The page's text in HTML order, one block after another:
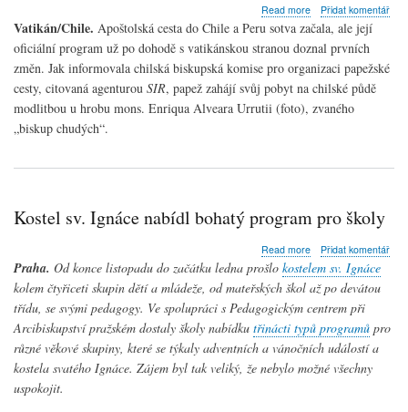
Read moreabout
Papež
pomodlí
u
hrobu
„biskupa
chudých“
Přidat komentář
Vatikán/Chile. Apoštolská cesta do Chile a Peru sotva začala, ale její
oficiální program už po dohodě s vatikánskou stranou doznal prvních
změn. Jak informovala chilská biskupská komise pro organizaci papežské
cesty, citovaná agenturou SIR, papež zahájí svůj pobyt na chilské půdě
modlitbou u hrobu mons. Enriqua Alveara Urrutii (foto), zvaného
„biskup chudých“.
Kostel sv. Ignáce nabídl bohatý program pro školy
Read moreabout
Kostel
sv.
Ignáce
nabídl
bohatý
program
pro
školy
Přidat komentář
Praha. Od konce listopadu do začátku ledna prošlo kostelem sv. Ignáce
kolem čtyřiceti skupin dětí a mládeže, od mateřských škol až po devátou
třídu, se svými pedagogy. Ve spolupráci s Pedagogickým centrem při
Arcibiskupství pražském dostaly školy nabídku třinácti typů programů pro
různé věkové skupiny, které se týkaly adventních a vánočních událostí a
kostela svatého Ignáce. Zájem byl tak veliký, že nebylo možné všechny
uspokojit.